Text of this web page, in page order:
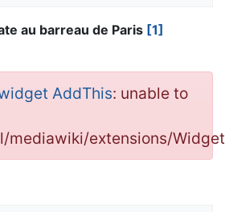
au barreau de Paris [1]
AddThis: unable to
extensions/